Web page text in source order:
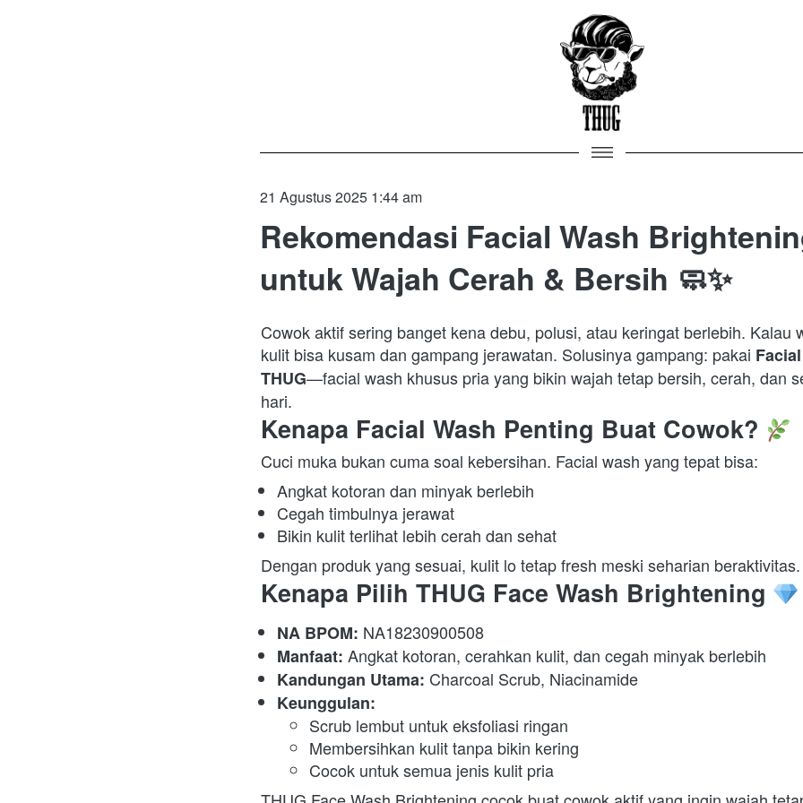
21 Agustus 2025 1:44 am
Rekomendasi Facial Wash
untuk Wajah Cerah & Bersih 🧼✨
Cowok aktif sering banget kena debu, polusi, atau keringat berlebih. Kalau
kulit bisa kusam dan gampang jerawatan. Solusinya gampang: pakai
THUG—facial wash khusus pria yang bikin wajah tetap bersih, cerah, dan
hari.
Kenapa Facial Wash Penting Buat Cowok?
Cuci muka bukan cuma soal kebersihan. Facial wash yang tepat bisa:
Angkat kotoran dan minyak berlebih
Cegah timbulnya jerawat
Bikin kulit terlihat lebih cerah dan sehat
Dengan produk yang sesuai, kulit lo tetap fresh meski seharian beraktivitas.
Kenapa Pilih THUG Face Wash Brightening
NA BPOM: NA18230900508
Manfaat: Angkat kotoran, cerahkan kulit, dan cegah minyak berlebih
Kandungan Utama: Charcoal Scrub, Niacinamide
Keunggulan:
Scrub lembut untuk eksfoliasi ringan
Membersihkan kulit tanpa bikin kering
Cocok untuk semua jenis kulit pria